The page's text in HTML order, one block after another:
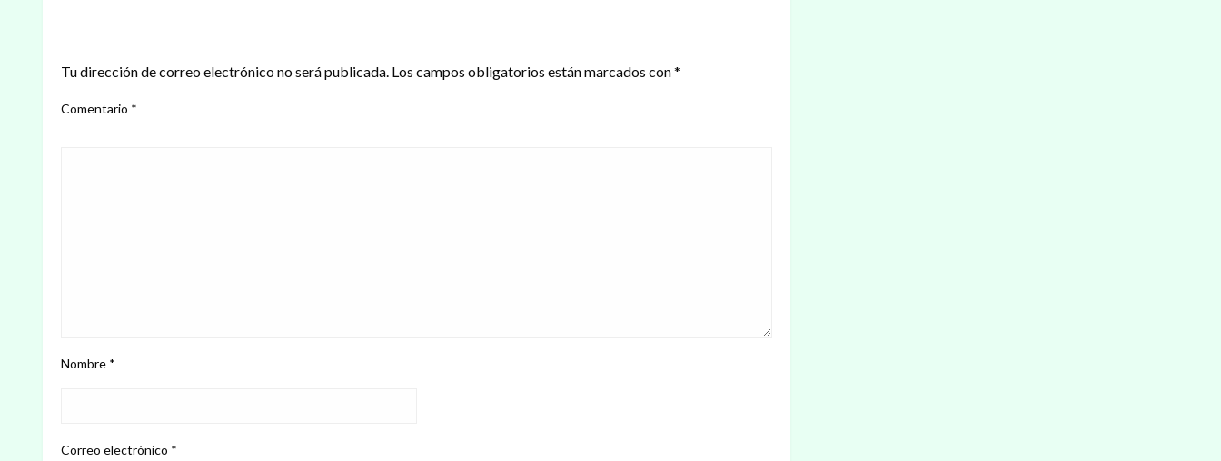
Tu dirección de correo electrónico no será publicada. Los campos obligatorios están marcados con*
Comentario *
Nombre *
Correo electrónico *